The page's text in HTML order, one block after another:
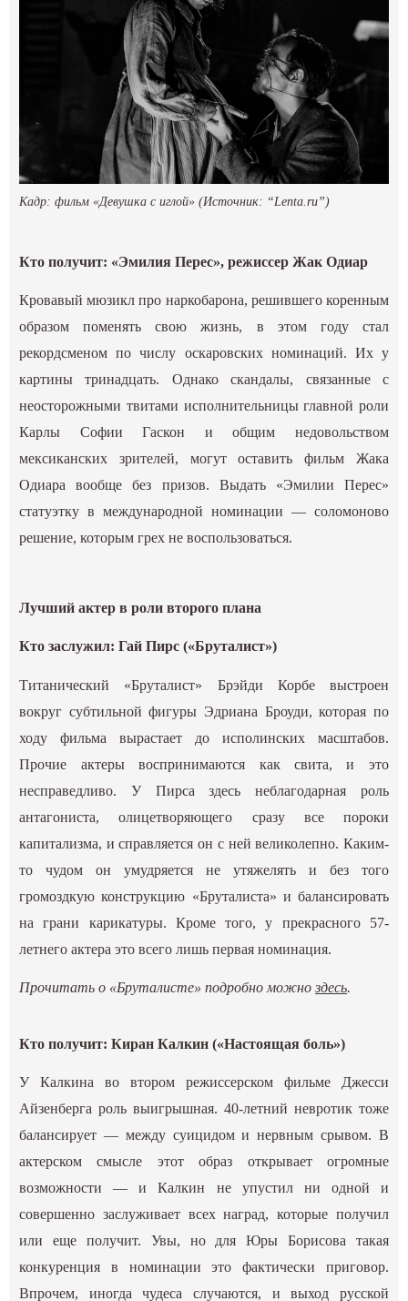
Кадр: фильм «Девушка с иглой» (Источник: “Lenta.ru”)
Кто получит: «Эмилия Перес», режиссер Жак Одиар
Кровавый мюзикл про наркобарона, решившего коренным
образом поменять свою жизнь, в этом году стал
рекордсменом по числу оскаровских номинаций. Их у
картины тринадцать. Однако скандалы, связанные с
неосторожными твитами исполнительницы главной роли
Карлы Софии Гаскон и общим недовольством
мексиканских зрителей, могут оставить фильм Жака
Одиара вообще без призов. Выдать «Эмилии Перес»
статуэтку в международной номинации — соломоново
решение, которым грех не воспользоваться.
Лучший актер в роли второго плана
Кто заслужил: Гай Пирс («Бруталист»)
Титанический «Бруталист» Брэйди Корбе выстроен
вокруг субтильной фигуры Эдриана Броуди, которая по
ходу фильма вырастает до исполинских масштабов.
Прочие актеры воспринимаются как свита, и это
несправедливо. У Пирса здесь неблагодарная роль
антагониста, олицетворяющего сразу все пороки
капитализма, и справляется он с ней великолепно. Каким-
то чудом он умудряется не утяжелять и без того
громоздкую конструкцию «Бруталиста» и балансировать
на грани карикатуры. Кроме того, у прекрасного 57-
летнего актера это всего лишь первая номинация.
Прочитать о «Бруталисте» подробно можноздесь.
Кто получит: Киран Калкин («Настоящая боль»)
У Калкина во втором режиссерском фильме Джесси
Айзенберга роль выигрышная. 40-летний невротик тоже
балансирует — между суицидом и нервным срывом. В
актерском смысле этот образ открывает огромные
возможности — и Калкин не упустил ни одной и
совершенно заслуживает всех наград, которые получил
или еще получит. Увы, но для Юры Борисова такая
конкуренция в номинации это фактически приговор.
Впрочем, иногда чудеса случаются, и выход русской